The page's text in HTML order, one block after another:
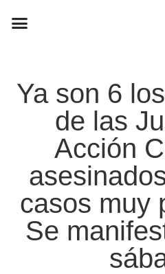
Ya son 6
de las
Acción
casos muy
Se